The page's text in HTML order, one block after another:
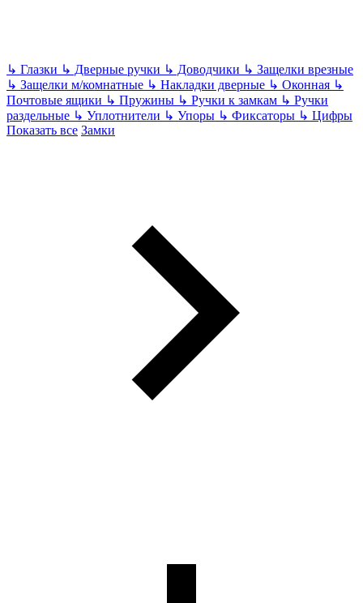
↳ Глазки ↳ Дверные ручки ↳ Доводчики ↳ Защелки врезные
↳ Защелки м/комнатные ↳ Накладки дверные ↳ Оконная ↳
Почтовые ящики ↳ Пружины ↳ Ручки к замкам ↳ Ручки
раздельные ↳ Уплотнители ↳ Упоры ↳ Фиксаторы ↳ Цифры
Показать все Замки